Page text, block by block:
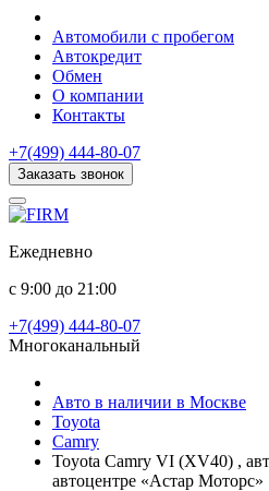
Автомобили с пробегом
Автокредит
Обмен
О компании
Контакты
+7(499) 444-80-07
Заказать звонок
Ежедневно
с 9:00 до 21:00
+7(499) 444-80-07
Многоканальный
Авто в наличии в Москве
Toyota
Camry
Toyota Camry VI (XV40) ,
автоцентре «Астар Моторс»